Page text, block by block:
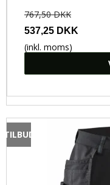
767,50 DKK
537,25 DKK
(inkl. moms)
TILBUD